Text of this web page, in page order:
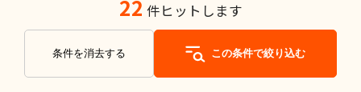
22 件ヒットします
条件を消去する この条件で絞り込む